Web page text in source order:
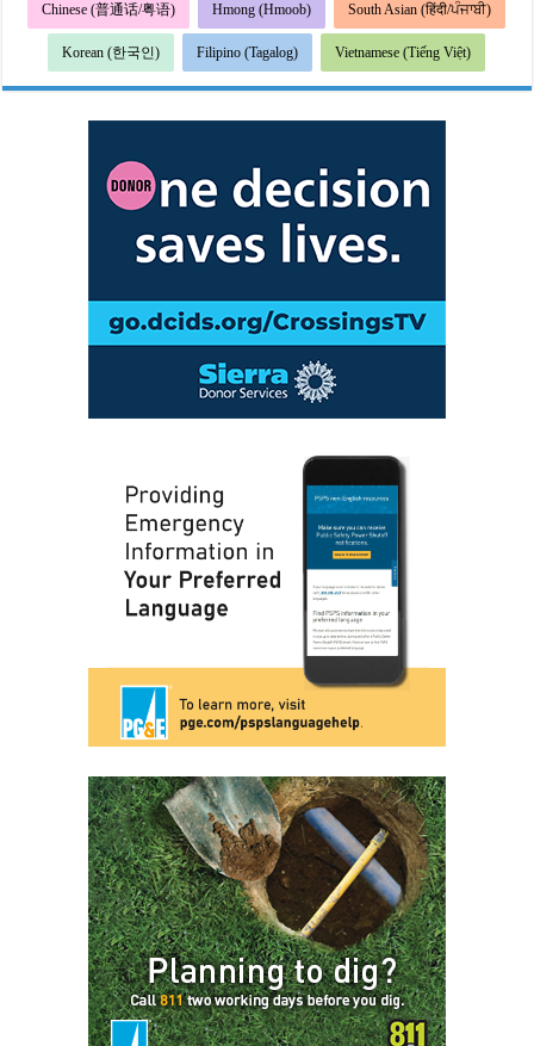
Chinese (普通话/粤语) Hmong (Hmoob) South Asian (हिंदी/ਪੰਜਾਬੀ)
Korean (한국인) Filipino (Tagalog) Vietnamese (Tiếng Việt)